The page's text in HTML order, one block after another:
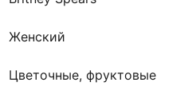
Женский
Цветочные, фруктовые